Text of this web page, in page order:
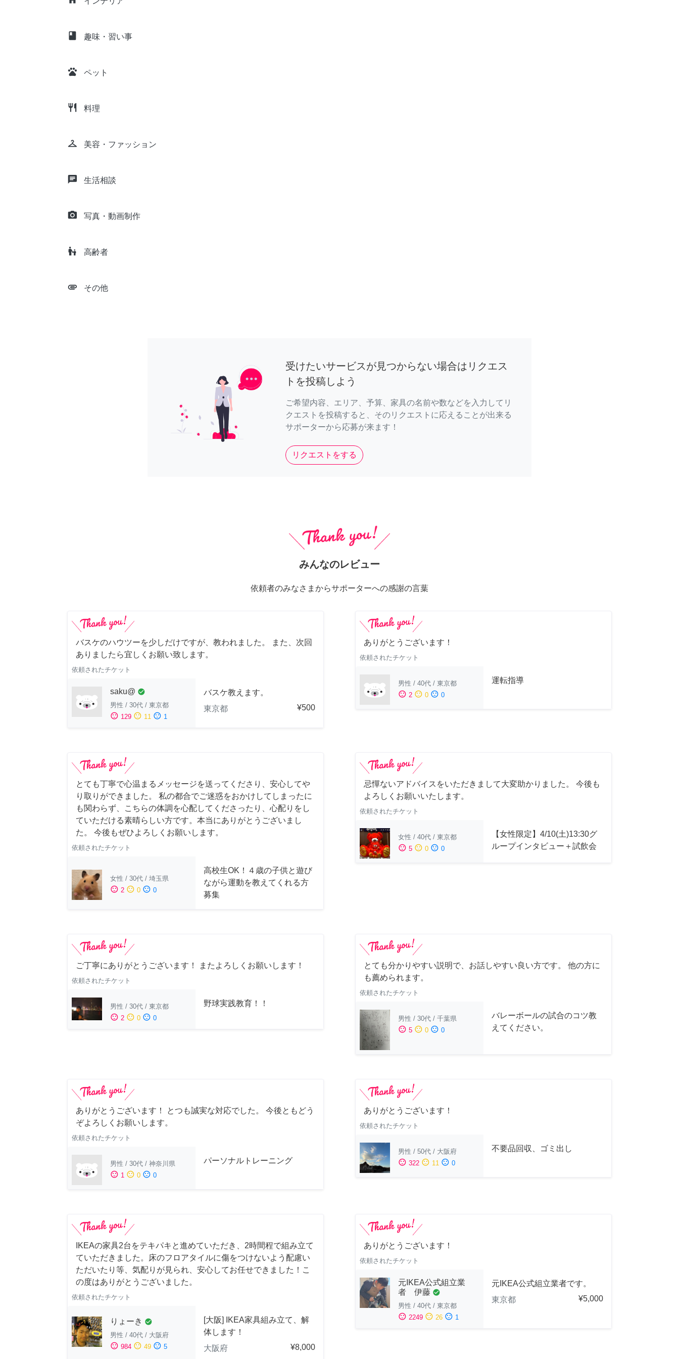
class 趣味・習い事
pets ペット
restaurant 料理
checkroom 美容・ファッション
chat 生活相談
camera_alt 写真・動画制作
escalator_warning 高齢者
attachment その他
受けたいサービスが見つからない場合はリクエス
トを投稿しよう
ご希望内容、エリア、予算、家具の名前や数などを入力してリ
クエストを投稿すると、そのリクエストに応えることが出来る
サポーターから応募が来ます！
リクエストをする
みんなのレビュー
依頼者のみなさまからサポーターへの感謝の言葉
バスケのハウツーを少しだけですが、教われました。 また、次回
ありましたら宜しくお願い致します。
依頼されたチケット
saku@ check_circle
男性 / 30代 / 東京都
sentiment_satisfied 129 sentiment_neutral 11 sentiment_dissatisfied 1
バスケ教えます。
東京都
¥500
ありがとうございます！
依頼されたチケット
男性 / 40代 / 東京都
sentiment_satisfied 2 sentiment_neutral 0 sentiment_dissatisfied 0
運転指導
とても丁寧で心温まるメッセージを送ってくださり、安心してや
り取りができました。 私の都合でご迷惑をおかけしてしまったに
も関わらず、こちらの体調を心配してくださったり、心配りをし
ていただける素晴らしい方です。本当にありがとうございまし
た。 今後もぜひよろしくお願いします。
依頼されたチケット
女性 / 30代 / 埼玉県
sentiment_satisfied 2 sentiment_neutral 0 sentiment_dissatisfied 0
高校生OK！４歳の子供と遊び
ながら運動を教えてくれる方
募集
忌憚ないアドバイスをいただきまして大変助かりました。 今後も
よろしくお願いいたします。
依頼されたチケット
女性 / 40代 / 東京都
sentiment_satisfied 5 sentiment_neutral 0 sentiment_dissatisfied 0
【女性限定】4/10(土)13:30グ
ループインタビュー＋試飲会
ご丁寧にありがとうございます！ またよろしくお願いします！
依頼されたチケット
男性 / 30代 / 東京都
sentiment_satisfied 2 sentiment_neutral 0 sentiment_dissatisfied 0
野球実践教育！！
とても分かりやすい説明で、お話しやすい良い方です。 他の方に
も薦められます。
依頼されたチケット
男性 / 30代 / 千葉県
sentiment_satisfied 5 sentiment_neutral 0 sentiment_dissatisfied 0
バレーボールの試合のコツ教
えてください。
ありがとうございます！ とつも誠実な対応でした。 今後ともどう
ぞよろしくお願いします。
依頼されたチケット
男性 / 30代 / 神奈川県
sentiment_satisfied 1 sentiment_neutral 0 sentiment_dissatisfied 0
パーソナルトレーニング
ありがとうございます！
依頼されたチケット
男性 / 50代 / 大阪府
sentiment_satisfied 322 sentiment_neutral 11 sentiment_dissatisfied 0
不要品回収、ゴミ出し
IKEAの家具2台をテキパキと進めていただき、2時間程で組み立て
ていただきました。床のフロアタイルに傷をつけないよう配慮い
ただいたり等、気配りが見られ、安心してお任せできました！こ
の度はありがとうございました。
依頼されたチケット
りょーき check_circle
男性 / 40代 / 大阪府
sentiment_satisfied 984 sentiment_neutral 49 sentiment_dissatisfied 5
[大阪] IKEA家具組み立て、解
体します！
大阪府
¥8,000
ありがとうございます！
依頼されたチケット
元IKEA公式組立業
者 伊藤 check_circle
男性 / 40代 / 東京都
sentiment_satisfied 2249 sentiment_neutral 26 sentiment_dissatisfied 1
元IKEA公式組立業者です。
東京都
¥5,000